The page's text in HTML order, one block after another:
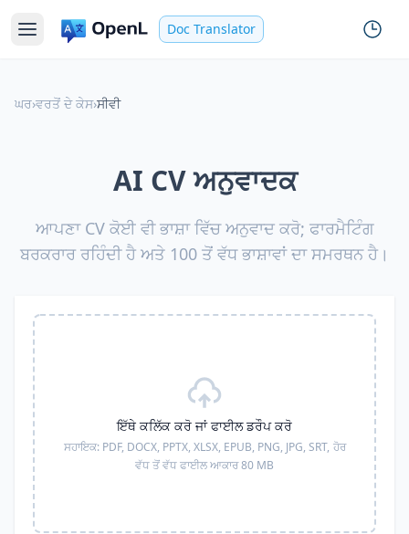
Doc Translator
ਘਰ›ਵਰਤੋਂ ਦੇ ਕੇਸ›ਸੀਵੀ
AI CV ਅਨੁਵਾਦਕ
ਆਪਣਾ CV ਕੋਈ ਵੀ ਭਾਸ਼ਾ ਵਿੱਚ ਅਨੁਵਾਦ ਕਰੋ; ਫਾਰਮੈਟਿੰਗ
ਬਰਕਰਾਰ ਰਹਿੰਦੀ ਹੈ ਅਤੇ 100 ਤੋਂ ਵੱਧ ਭਾਸ਼ਾਵਾਂ ਦਾ ਸਮਰਥਨ ਹੈ।
ਇੱਥੇ ਕਲਿੱਕ ਕਰੋ ਜਾਂ ਫਾਈਲ ਡਰੌਪ ਕਰੋ
ਸਹਾਇਕ: PDF, DOCX, PPTX, XLSX, EPUB, PNG, JPG, SRT, ਹੋਰ
ਵੱਧ ਤੋਂ ਵੱਧ ਫਾਈਲ ਆਕਾਰ 80 MB